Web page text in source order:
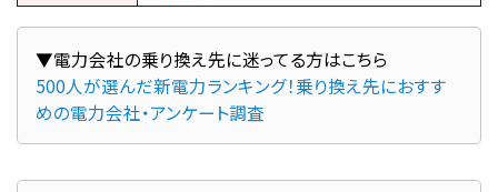
500人が選んだ新電力ランキング！乗り換え先におすす
めの電力会社・アンケート調査